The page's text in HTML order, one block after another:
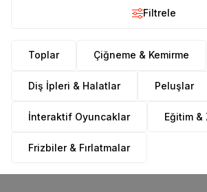
Filtrele
Toplar Çiğneme & Kemirme
Diş İpleri & Halatlar Peluşlar
İnteraktif Oyuncaklar Eğitim &
Frizbiler & Fırlatmalar